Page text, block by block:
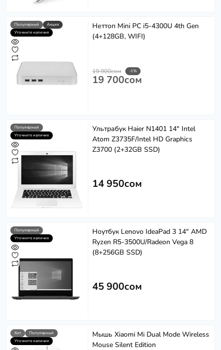
Популярный
Акция
Уточните наличие
Неттоп Mini PC i5-4300U 4th Gen
(4+128GB, WIFI)
19 900сом -1%
19 700сом
Популярный
Уточните наличие
Ультрабук Haier N1401 14" Intel
Atom Z3735F/Intel HD Graphics
Z3700 (2+32GB SSD)
14 950сом
Популярный
Уточните наличие
Ноутбук Lenovo IdeaPad 3 14" AMD
Ryzen R5-3500U/Radeon Vega 8
(8+256GB SSD)
45 900сом
Хит
Популярный
Уточните наличие
Мышь Xiaomi Mi Dual Mode Wireless
Mouse Silent Edition